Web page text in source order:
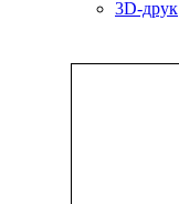
3D-друк